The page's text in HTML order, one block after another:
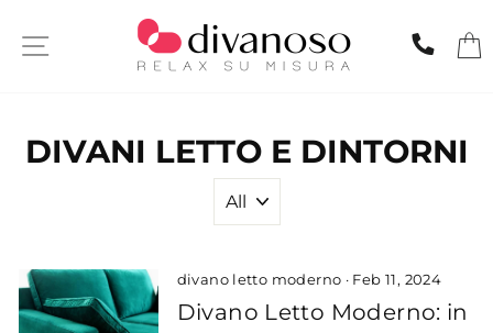
SITE NAVIGATION
DIVANI LETTO E DINTORNI
divano letto moderno · Feb 11, 2024
Divano Letto Moderno: in